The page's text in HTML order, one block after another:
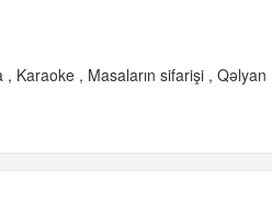
Karaoke Masaların sifarişi
Qəlyan